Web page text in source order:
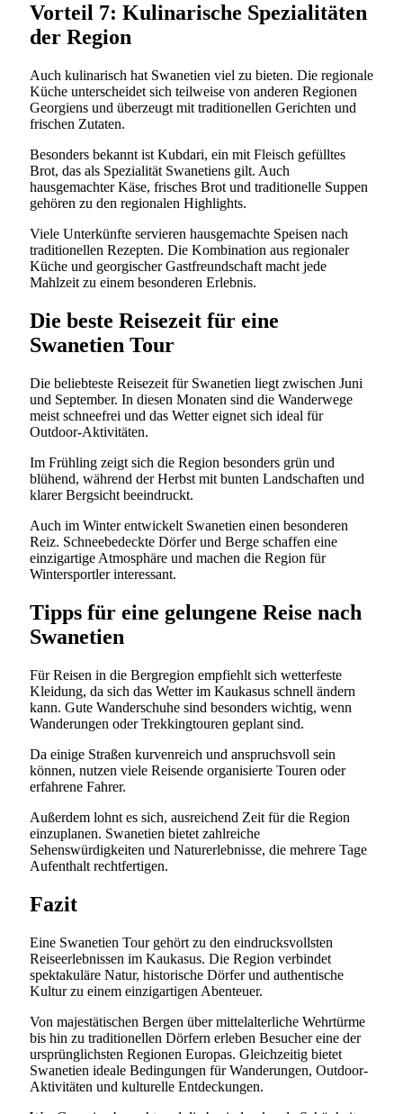
Vorteil 7: Kulinarische Spezialitäten
der Region
Auch kulinarisch hat Swanetien viel zu bieten. Die regionale
Küche unterscheidet sich teilweise von anderen Regionen
Georgiens und überzeugt mit traditionellen Gerichten und
frischen Zutaten.
Besonders bekannt ist Kubdari, ein mit Fleisch gefülltes
Brot, das als Spezialität Swanetiens gilt. Auch
hausgemachter Käse, frisches Brot und traditionelle Suppen
gehören zu den regionalen Highlights.
Viele Unterkünfte servieren hausgemachte Speisen nach
traditionellen Rezepten. Die Kombination aus regionaler
Küche und georgischer Gastfreundschaft macht jede
Mahlzeit zu einem besonderen Erlebnis.
Die beste Reisezeit für eine
Swanetien Tour
Die beliebteste Reisezeit für Swanetien liegt zwischen Juni
und September. In diesen Monaten sind die Wanderwege
meist schneefrei und das Wetter eignet sich ideal für
Outdoor-Aktivitäten.
Im Frühling zeigt sich die Region besonders grün und
blühend, während der Herbst mit bunten Landschaften und
klarer Bergsicht beeindruckt.
Auch im Winter entwickelt Swanetien einen besonderen
Reiz. Schneebedeckte Dörfer und Berge schaffen eine
einzigartige Atmosphäre und machen die Region für
Wintersportler interessant.
Tipps für eine gelungene Reise nach
Swanetien
Für Reisen in die Bergregion empfiehlt sich wetterfeste
Kleidung, da sich das Wetter im Kaukasus schnell ändern
kann. Gute Wanderschuhe sind besonders wichtig, wenn
Wanderungen oder Trekkingtouren geplant sind.
Da einige Straßen kurvenreich und anspruchsvoll sein
können, nutzen viele Reisende organisierte Touren oder
erfahrene Fahrer.
Außerdem lohnt es sich, ausreichend Zeit für die Region
einzuplanen. Swanetien bietet zahlreiche
Sehenswürdigkeiten und Naturerlebnisse, die mehrere Tage
Aufenthalt rechtfertigen.
Fazit
Eine Swanetien Tour gehört zu den eindrucksvollsten
Reiseerlebnissen im Kaukasus. Die Region verbindet
spektakuläre Natur, historische Dörfer und authentische
Kultur zu einem einzigartigen Abenteuer.
Von majestätischen Bergen über mittelalterliche Wehrtürme
bis hin zu traditionellen Dörfern erleben Besucher eine der
ursprünglichsten Regionen Europas. Gleichzeitig bietet
Swanetien ideale Bedingungen für Wanderungen, Outdoor-
Aktivitäten und kulturelle Entdeckungen.